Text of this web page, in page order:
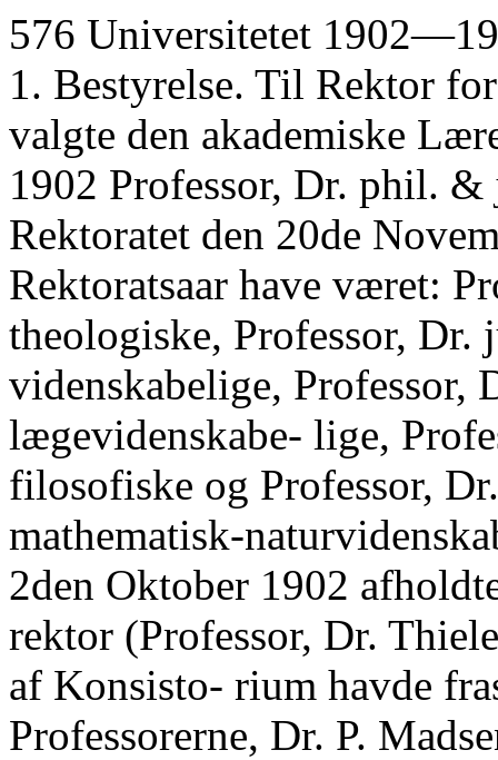
576 Universitetet
1. Bestyrelse. Til Rektor
valgte den akademiske
1902 Professor, Dr. phil.
Rektoratet den 20de
Rektoratsaar have været:
theologiske, Professor, Dr.
videnskabelige, Professor,
lægevidenskabe- lige,
filosofiske og Professor,
mathematisk-
2den Oktober 1902
rektor (Professor, Dr.
af Konsisto- rium havde
Professorerne, Dr. P.